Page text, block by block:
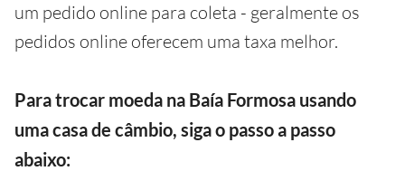
um pedido online para coleta - geralmente os
pedidos online oferecem uma taxa melhor.
Para trocar moeda na Baía Formosa usando
uma casa de câmbio, siga o passo a passo
abaixo: